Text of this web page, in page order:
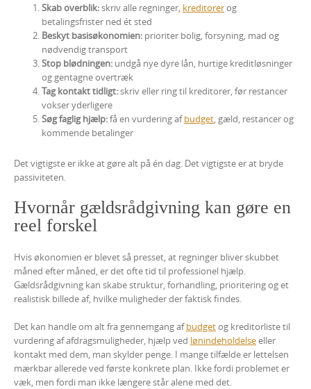
Skab overblik:skriv alle regninger, kreditorerog
betalingsfrister ned ét sted
Beskyt basisøkonomien: prioriter bolig, forsyning, mad og
nødvendig transport
Stop blødningen: undgå nye dyre lån, hurtige kreditløsninger
og gentagne overtræk
Tag kontakt tidligt:skriv eller ring til kreditorer, før restancer
vokser yderligere
Søg faglig hjælp:få en vurdering afbudget, gæld, restancer og
kommende betalinger
Det vigtigste er ikke at gøre alt på én dag. Det vigtigste er at bryde
passiviteten.
Hvornår gældsrådgivning kan gøre en
reel forskel
Hvis økonomien er blevet så presset, at regninger bliver skubbet
måned efter måned, er det ofte tid til professionel hjælp.
Gældsrådgivning kan skabe struktur, forhandling, prioritering og et
realistisk billede af, hvilke muligheder der faktisk findes.
Det kan handle om alt fra gennemgang afbudgetog kreditorliste til
vurdering af afdragsmuligheder, hjælp ved lønindeholdelseeller
kontakt med dem, man skylder penge. I mange tilfælde er lettelsen
mærkbar allerede ved første konkrete plan. Ikke fordi problemet er
væk, men fordi man ikke længere står alene med det.